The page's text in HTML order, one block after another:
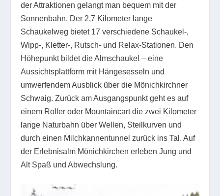
der Attraktionen gelangt man bequem mit der
Sonnenbahn. Der 2,7 Kilometer lange
Schaukelweg bietet 17 verschiedene Schaukel-,
Wipp-, Kletter-, Rutsch- und Relax-Stationen. Den
Höhepunkt bildet die Almschaukel – eine
Aussichtsplattform mit Hängesesseln und
umwerfendem Ausblick über die Mönichkirchner
Schwaig. Zurück am Ausgangspunkt geht es auf
einem Roller oder Mountaincart die zwei Kilometer
lange Naturbahn über Wellen, Steilkurven und
durch einen Milchkannentunnel zurück ins Tal. Auf
der Erlebnisalm Mönichkirchen erleben Jung und
Alt Spaß und Abwechslung.